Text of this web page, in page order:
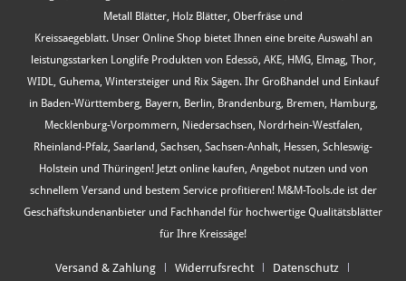
Metall Blätter, Holz Blätter, Oberfräse und
Kreissaegeblatt. Unser Online Shop bietet Ihnen eine breite Auswahl an
leistungsstarken Longlife Produkten von Edessö, AKE, HMG, Elmag, Thor,
WIDL, Guhema, Wintersteiger und Rix Sägen. Ihr Großhandel und Einkauf
in Baden-Württemberg, Bayern, Berlin, Brandenburg, Bremen, Hamburg,
Mecklenburg-Vorpommern, Niedersachsen, Nordrhein-Westfalen,
Rheinland-Pfalz, Saarland, Sachsen, Sachsen-Anhalt, Hessen, Schleswig-
Holstein und Thüringen! Jetzt online kaufen, Angebot nutzen und von
schnellem Versand und bestem Service profitieren! M&M-Tools.de ist der
Geschäftskundenanbieter und Fachhandel für hochwertige Qualitätsblätter
für Ihre Kreissäge!
Versand & Zahlung Widerrufsrecht Datenschutz